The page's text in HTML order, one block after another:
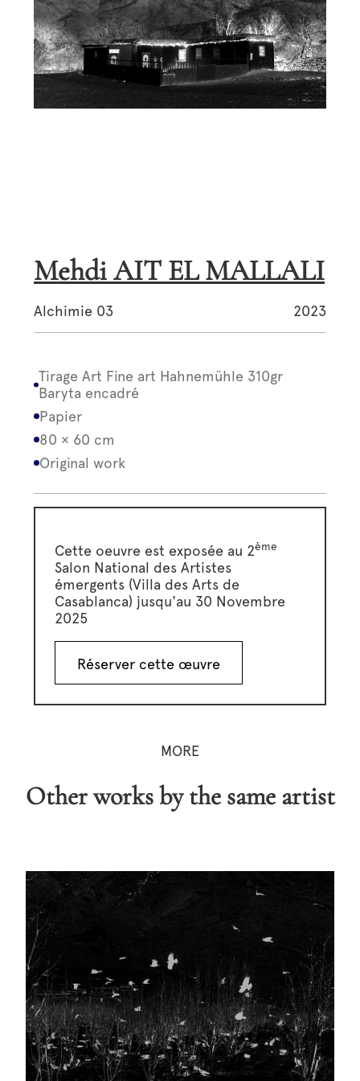
Mehdi AIT EL MALLALI
Alchimie 03 2023
Tirage Art Fine art Hahnemühle 310gr
Baryta encadré
Papier
80 × 60 cm
Original work
Cette oeuvre est exposée au 2ème
Salon National des Artistes
émergents (Villa des Arts de
Casablanca) jusqu'au 30 Novembre
2025
Réserver cette œuvre
MORE
Other works by the same artist